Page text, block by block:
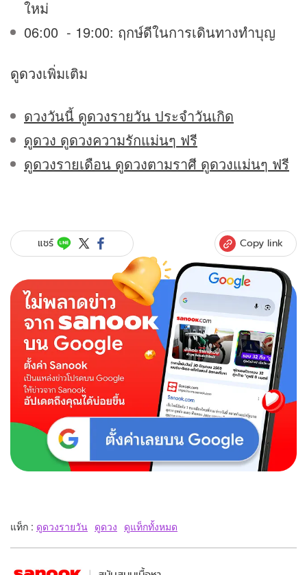
ใหม่
06:00 - 19:00: ฤกษ์ดีในการเดินทางทำบุญ
ดูดวงเพิ่มเติม
ดวงวันนี้ ดูดวงรายวัน ประจำวันเกิด
ดูดวง ดูดวงความรักแม่นๆ ฟรี
ดูดวงรายเดือน ดูดวงตามราศี ดูดวงแม่นๆ ฟรี
แชร์ Copy link
แท็ก : ดูดวงรายวัน ดูดวง ดูแท็กทั้งหมด